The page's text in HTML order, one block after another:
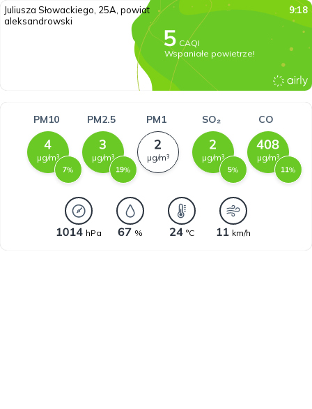
Juliusza Słowackiego, 25A, powiat
aleksandrowski
9:18
CAQI
Wspaniałe powietrze!
PM10
µg/m³
%
PM2.5
µg/m³
%
PM1
µg/m³
SO₂
µg/m³
%
CO
µg/m³
%
hPa % °C km/h